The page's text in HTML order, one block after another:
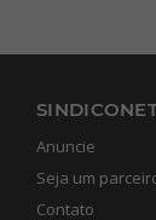
Anuncie
Seja um
Contato